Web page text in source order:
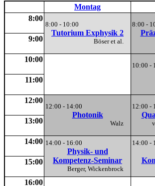
Montag
8:00
8:00 - 10:00
Tutorium Exphysik 2
Böser et al.
8:00 -
9:00
10:00
10:00 -
11:00
12:00
12:00 - 14:00
Photonik
Walz
12:00 -
13:00
14:00 14:00 - 16:00
Physik- und
Kompetenz-Seminar
Berger, Wickenbrock
14:00 -
15:00
16:00